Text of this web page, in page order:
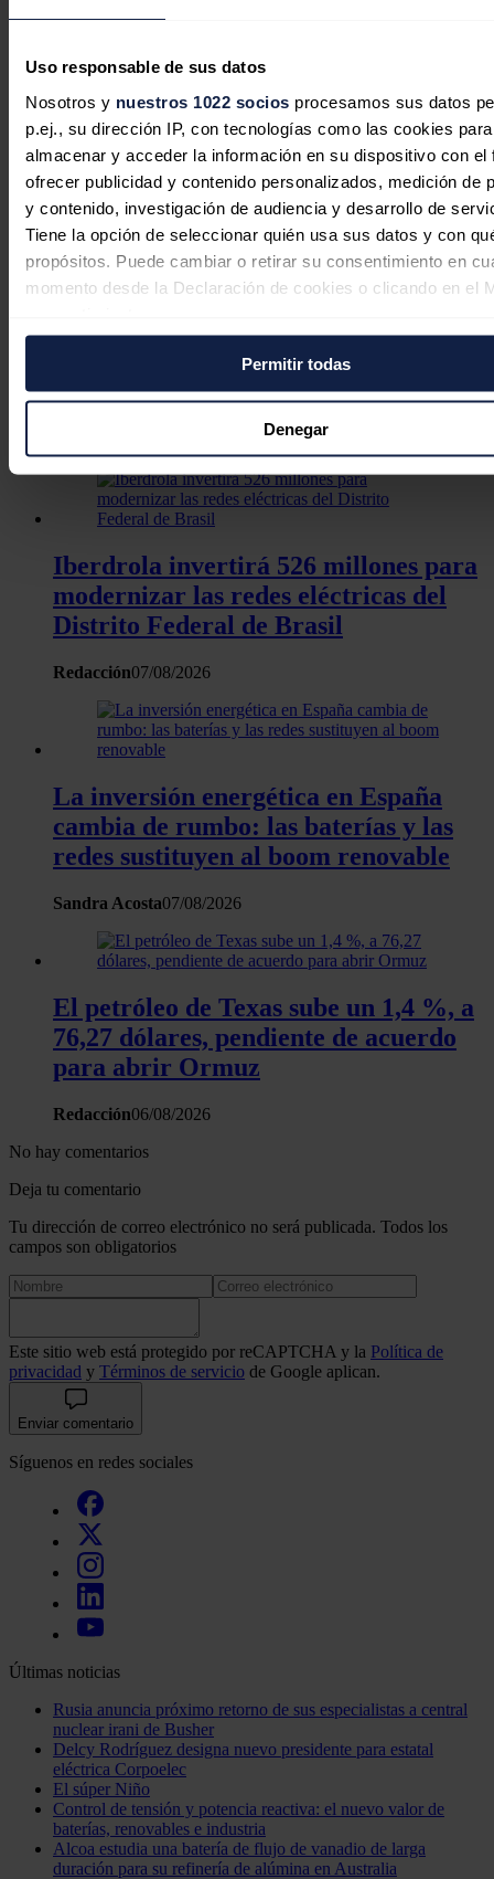
Uso responsable de sus datos
Nosotros y nuestros 1022 socios procesamos sus datos
p.ej., su dirección IP, con tecnologías como las cookies para
almacenar y acceder la información en su dispositivo con el
ofrecer publicidad y contenido personalizados, medición de
y contenido, investigación de audiencia y desarrollo de
Tiene la opción de seleccionar quién usa sus datos y con
propósitos. Puede cambiar o retirar su consentimiento en
momento desde la Declaración de cookies o clicando en el
Si lo permite, también quisiéramos:
Recopilar información sobre su ubicación geográfica
puede tener una precisión de varios metros
Identificar su dispositivo analizándolo activamente
características específicas (huellas digitales)
Obtenga más información sobre cómo se procesan sus
Puede cambiar o retirar su consentimiento en cualquier
la Declaración de cookies.
Las cookies de este sitio web se usan para personalizar el
y los anuncios, ofrecer funciones de redes sociales y
sitio web con nuestros partners de redes sociales,
análisis web, quienes pueden combinarla con otra
hecho de sus servicios.
Permitir todas
Denegar
importaciones para el 90% de su
demanda de crudo, según informe
CII-EY
Iberdrola invertirá 526 millones para
modernizar las redes eléctricas del
Distrito Federal de Brasil
Redacción07/08/2026
La inversión energética en España
cambia de rumbo: las baterías y las
redes sustituyen al boom renovable
Sandra Acosta07/08/2026
El petróleo de Texas sube un 1,4 %, a
76,27 dólares, pendiente de acuerdo
para abrir Ormuz
Redacción06/08/2026
No hay comentarios
Deja tu comentario
Tu dirección de correo electrónico no será publicada. Todos los
campos son obligatorios
Este sitio web está protegido por reCAPTCHA y la Política de
privacidad y Términos de servicio de Google aplican.
Enviar comentario
Síguenos en redes sociales
Últimas noticias
Rusia anuncia próximo retorno de sus especialistas a central
nuclear irani de Busher
Delcy Rodríguez designa nuevo presidente para estatal
eléctrica Corpoelec
El súper Niño
Control de tensión y potencia reactiva: el nuevo valor de
baterías, renovables e industria
Alcoa estudia una batería de flujo de vanadio de larga
duración para su refinería de alúmina en Australia